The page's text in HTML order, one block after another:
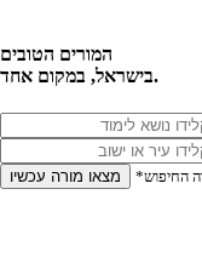
המורים הטובים
בישראל, במקום אחד.
מצאו מורה עכשיו החיפוש